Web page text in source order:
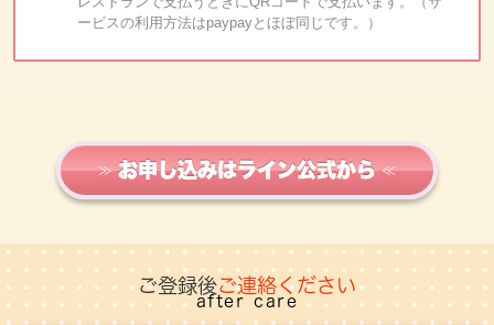
ービスの利用方法はpaypayとほぼ同じです。）
お申し込みはライン公式から
ご登録後ご連絡ください
after care